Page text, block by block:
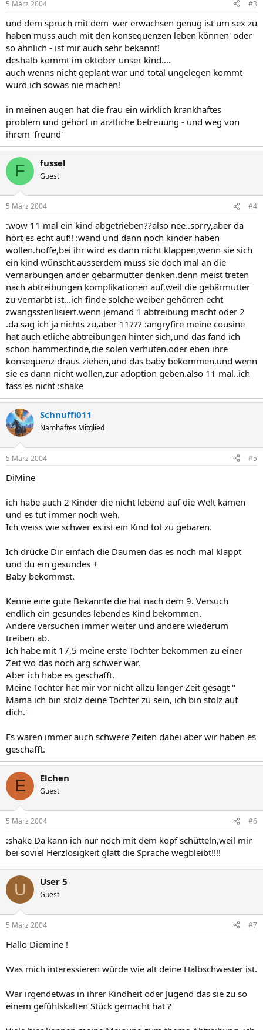
5 März 2004 #3
und dem spruch mit dem 'wer erwachsen genug ist um sex zu
haben muss auch mit den konsequenzen leben können' oder
so ähnlich - ist mir auch sehr bekannt!
deshalb kommt im oktober unser kind....
auch wenns nicht geplant war und total ungelegen kommt
würd ich sowas nie machen!
in meinen augen hat die frau ein wirklich krankhaftes
problem und gehört in ärztliche betreuung - und weg von
ihrem 'freund'
F fussel
Guest
5 März 2004 #4
:wow 11 mal ein kind abgetrieben??also nee..sorry,aber da
hört es echt auf!! :wand und dann noch kinder haben
wollen.hoffe,bei ihr wird es dann nicht klappen,wenn sie sich
ein kind wünscht.ausserdem muss sie doch mal an die
vernarbungen ander gebärmutter denken.denn meist treten
nach abtreibungen komplikationen auf,weil die gebärmutter
zu vernarbt ist...ich finde solche weiber gehörren echt
zwangssterilisiert.wenn jemand 1 abtreibung macht oder 2
.da sag ich ja nichts zu,aber 11??? :angryfire meine cousine
hat auch etliche abtreibungen hinter sich,und das fand ich
schon hammer.finde,die solen verhüten,oder eben ihre
konsequenz draus ziehen,und das baby bekommen.und wenn
sie es dann nicht wollen,zur adoption geben.also 11 mal..ich
fass es nicht :shake
Schnuffi011
Namhaftes Mitglied
5 März 2004 #5
DiMine
ich habe auch 2 Kinder die nicht lebend auf die Welt kamen
und es tut immer noch weh.
Ich weiss wie schwer es ist ein Kind tot zu gebären.
Ich drücke Dir einfach die Daumen das es noch mal klappt
und du ein gesundes +
Baby bekommst.
Kenne eine gute Bekannte die hat nach dem 9. Versuch
endlich ein gesundes lebendes Kind bekommen.
Andere versuchen immer weiter und andere wiederum
treiben ab.
Ich habe mit 17,5 meine erste Tochter bekommen zu einer
Zeit wo das noch arg schwer war.
Aber ich habe es geschafft.
Meine Tochter hat mir vor nicht allzu langer Zeit gesagt "
Mama ich bin stolz deine Tochter zu sein, ich bin stolz auf
dich."
Es waren immer auch schwere Zeiten dabei aber wir haben es
geschafft.
E Elchen
Guest
5 März 2004 #6
:shake Da kann ich nur noch mit dem kopf schütteln,weil mir
bei soviel Herzlosigkeit glatt die Sprache wegbleibt!!!!
U User 5
Guest
5 März 2004 #7
Hallo Diemine !
Was mich interessieren würde wie alt deine Halbschwester ist.
War irgendetwas in ihrer Kindheit oder Jugend das sie zu so
einem gefühlskalten Stück gemacht hat ?